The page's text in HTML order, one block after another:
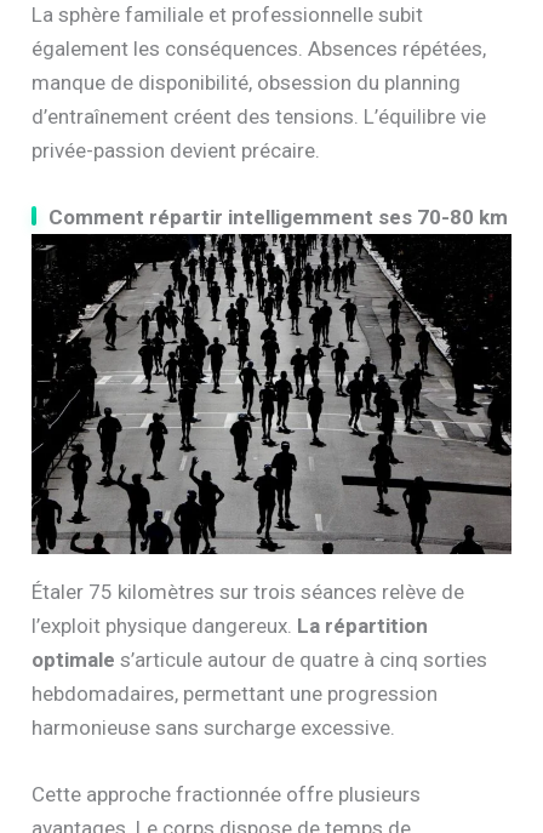
La sphère familiale et professionnelle subit
également les conséquences. Absences répétées,
manque de disponibilité, obsession du planning
d’entraînement créent des tensions. L’équilibre vie
privée-passion devient précaire.
Comment répartir intelligemment ses 70-80 km
Étaler 75 kilomètres sur trois séances relève de
l’exploit physique dangereux. La répartition
optimale s’articule autour de quatre à cinq sorties
hebdomadaires, permettant une progression
harmonieuse sans surcharge excessive.
Cette approche fractionnée offre plusieurs